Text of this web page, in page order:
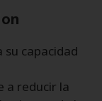
su capacidad
a reducir la